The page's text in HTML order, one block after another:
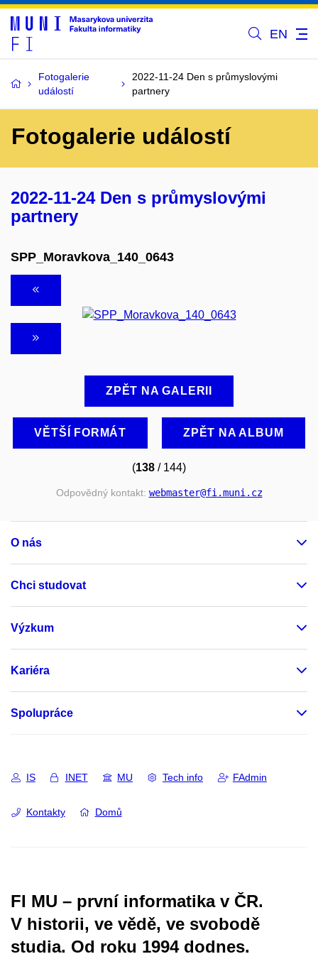
EN
Fotogalerie
událostí
2022-11-24 Den s průmyslovými
partnery
Fotogalerie událostí
2022-11-24 Den s průmyslovými
partnery
SPP_Moravkova_140_0643
ZPĚT NA GALERII
VĚTŠÍ FORMÁT ZPĚT NA ALBUM
(138 / 144)
Odpovědný kontakt: webmaster@fi.muni.cz
O nás
Chci studovat
Výzkum
Kariéra
Spolupráce
IS INET MU Tech info FAdmin
Kontakty Domů
FI MU – první informatika v ČR.
V historii, ve vědě, ve svobodě
studia. Od roku 1994 dodnes.